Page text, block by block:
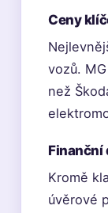
Ceny
vozů.
než
Finanční
Kromě
úvěrové